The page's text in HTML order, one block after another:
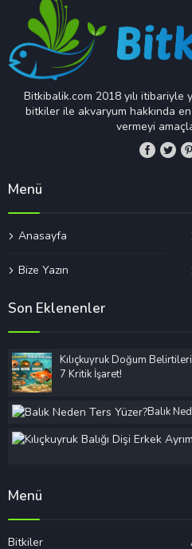
Bitkibalik.com 2018 yılı itibariyle
bitkiler ile akvaryum hakkında
vermeyi
Menü
Anasayfa
Bize Yazın
Son Eklenenler
Kılıçkuyruk Doğum
7 Kritik İşaret!
Balık
Menü
Bitkiler